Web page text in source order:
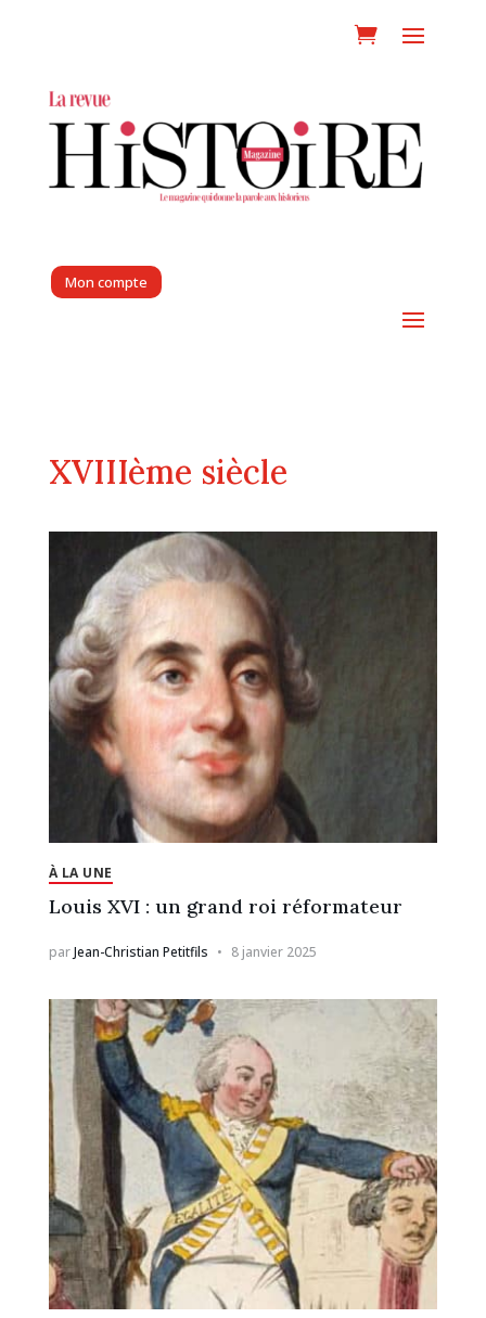
Mon compte
XVIIIème siècle
À LA UNE
Louis XVI : un grand roi réformateur
parJean-Christian Petitfils 8 janvier 2025